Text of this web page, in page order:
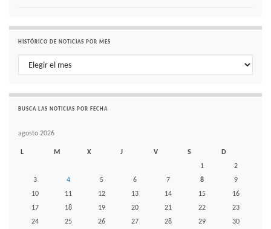
HISTÓRICO DE NOTICIAS POR MES
Histórico de noticias por mes
BUSCA LAS NOTICIAS POR FECHA
agosto 2026
L M X J V S
D
1
2
3
4 5 6 7 8
9
10
11 12 13 14 15
16
17
18 19 20 21 22
23
24
25 26 27 28 29
30